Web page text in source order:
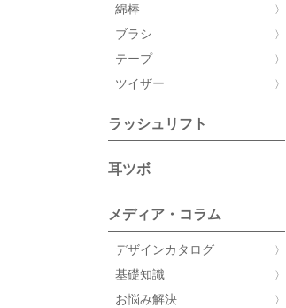
綿棒
ブラシ
テープ
ツイザー
ラッシュリフト
耳ツボ
メディア・コラム
デザインカタログ
基礎知識
お悩み解決